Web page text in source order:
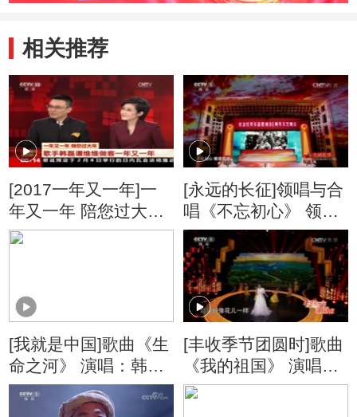
相关推荐
[2017一年又一年]一
年又一年 陪您过大年
歌手韩磊谭维维做客
[永远的长征]领唱与合
唱《不忘初心》 领
唱：韩磊 谭维维
[我就是中国]歌曲《生
命之河》 演唱：韩雪
谭维维
[丰收季节团圆时]歌曲
《我的祖国》 演唱：
阿鲁阿卓